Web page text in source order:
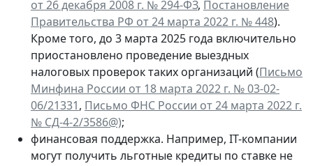
от 26 декабря 2008 г. № 294-ФЗ, Постановление
Правительства РФ от 24 марта 2022 г. № 448).
Кроме того, до 3 марта 2025 года включительно
приостановлено проведение выездных
налоговых проверок таких организаций (Письмо
Минфина России от 18 марта 2022 г. № 03-02-
06/21331, Письмо ФНС России от 24 марта 2022 г.
№ СД-4-2/3586@);
финансовая поддержка. Например, IT-компании
могут получить льготные кредиты по ставке не